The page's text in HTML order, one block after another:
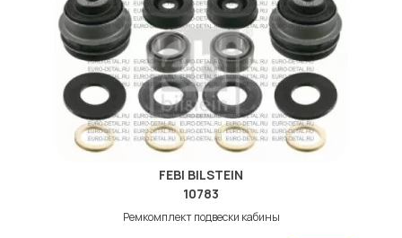
FEBI BILSTEIN
10783
Ремкомплект подвески кабины